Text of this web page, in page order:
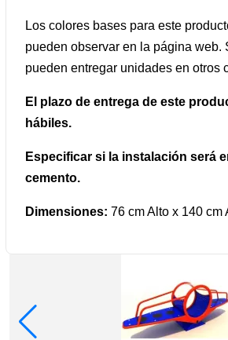
Los colores bases para este
pueden observar en la página web.
pueden entregar unidades en otros
El plazo de entrega de este
hábiles.
Especificar si la instalación será
cemento.
Dimensiones: 76 cm Alto x 140 cm